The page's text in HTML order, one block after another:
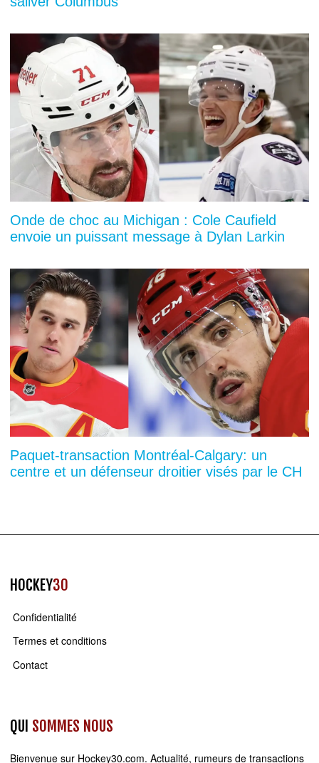
Onde de choc au Michigan : Cole Caufield
envoie un puissant message à Dylan Larkin
Paquet-transaction Montréal-Calgary: un
centre et un défenseur droitier visés par le CH
HOCKEY30
Confidentialité
Termes et conditions
Contact
QUI SOMMES NOUS
Bienvenue sur Hockey30.com. Actualité, rumeurs de transactions